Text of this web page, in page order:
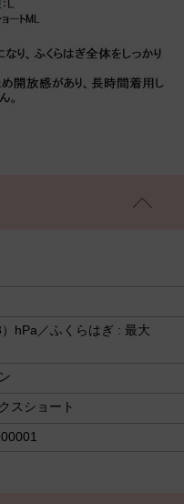
hPa／ふくらはぎ : 最大
スショート